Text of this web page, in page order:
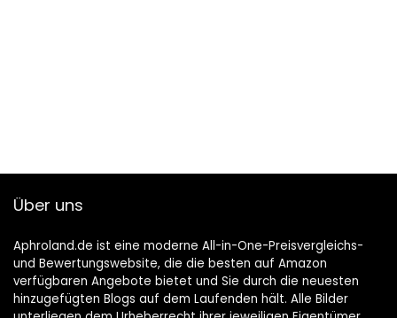
Über uns
Aphroland.de ist eine moderne All-in-One-Preisvergleichs-
und Bewertungswebsite, die die besten auf Amazon
verfügbaren Angebote bietet und Sie durch die neuesten
hinzugefügten Blogs auf dem Laufenden hält. Alle Bilder